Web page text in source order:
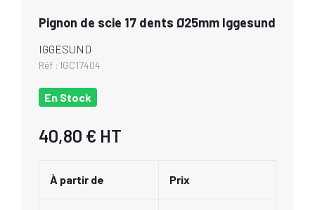
Pignon de scie 17 dents Ø25mm Iggesund
IGGESUND
Réf : IGC17404
En Stock
40,80 € HT
À partir de Prix